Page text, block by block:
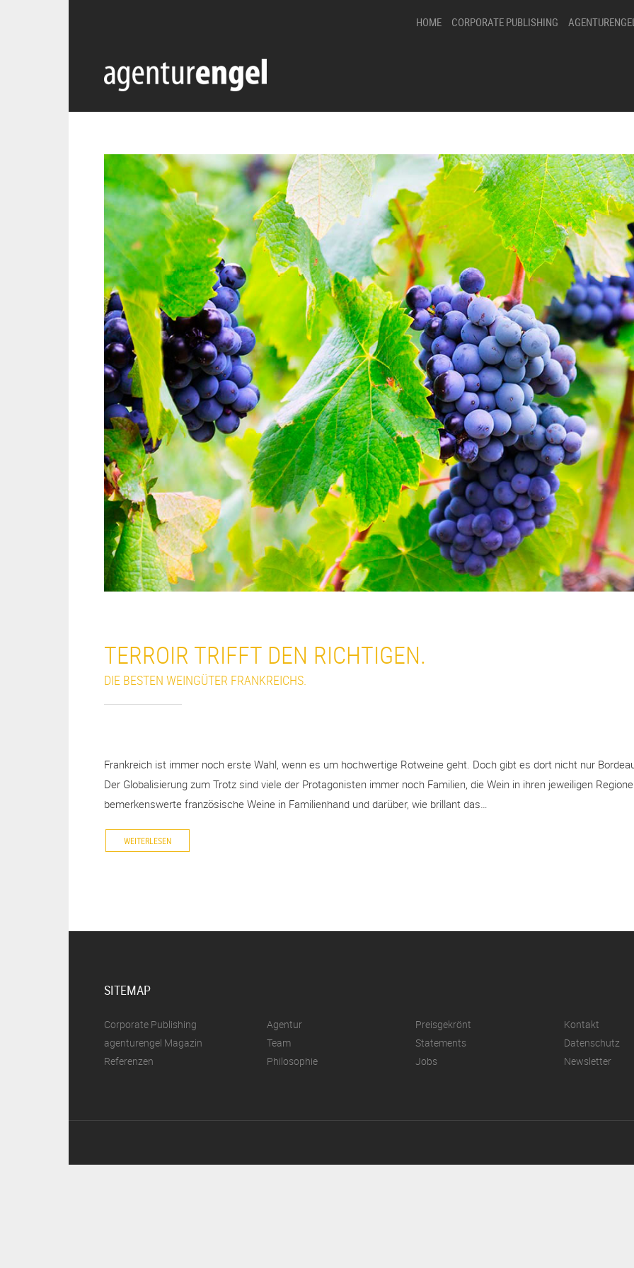
HOME CORPORATE PUBLISHING
TERROIR TRIFFT DEN RICHTIGEN.
DIE BESTEN WEINGÜTER FRANKREICHS.
Frankreich ist immer noch erste Wahl, wenn es um hochwertige Rotweine geht. Doch gibt es dort nicht nur
Der Globalisierung zum Trotz sind viele der Protagonisten immer noch Familien, die Wein in ihren jeweiligen
bemerkenswerte französische Weine in Familienhand und darüber, wie brillant das…
WEITERLESEN
SITEMAP
Corporate Publishing
agenturengel Magazin
Referenzen
Agentur
Team
Philosophie
Preisgekrönt
Statements
Jobs
Kontakt
Datenschutz
Newsletter